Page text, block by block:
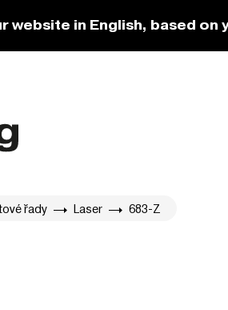
website in English, based
řady Laser 683-Z